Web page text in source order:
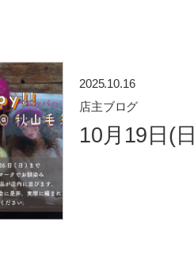
2025.10.16
店主ブログ
10月19日(